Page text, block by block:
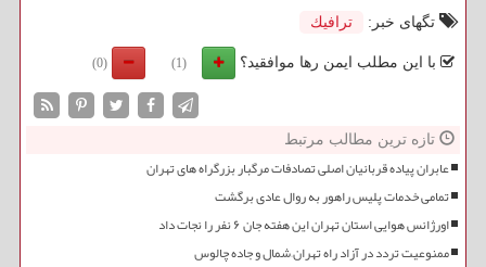
تگهای خبر:
ترافیك
با این مطلب ایمن رها موافقید؟ (1)
(0)
تازه ترین مطالب مرتبط
عابران پیاده قربانیان اصلی تصادفات مرگبار بزرگراه های تهران
تمامی خدمات پلیس راهور به روال عادی برگشت
اورژانس هوایی استان تهران این هفته جان ۶ نفر را نجات داد
ممنوعیت تردد در آزاد راه تهران–شمال و جاده چالوس